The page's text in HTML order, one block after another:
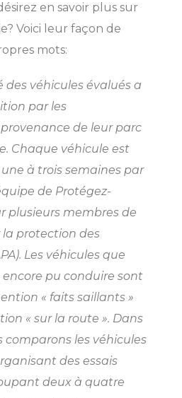
en savoir plus sur
Voici leur façon de
mots:
des véhicules évalués a
par les
de leur parc
Chaque véhicule est
à trois semaines par
de Protégez-
plusieurs membres de
la protection des
Les véhicules que
encore pu conduire sont
« faits saillants »
« sur la route ». Dans
comparons les véhicules
des essais
deux à quatre
564-2196
Cliquez ici
Cliquez ici
Cliquez ici
Cliquez ici
Cliquez ici
Cliquez ici
SHERBROOKE
ESTRIE
SHERBROOKE
DRUMMONDVILLE
ST-HYACINTHE